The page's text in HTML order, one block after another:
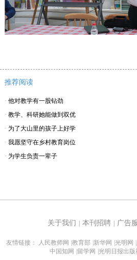
推荐阅读
· 他对教学有一股钻劲
· 教学、科研她能做到双优
· 为了大山里的孩子上好学
· 我愿坚守在乡村教育岗位
· 为学生负责一辈子
关于我们 | 本刊招聘 | 广告
友情链接： 人民教师网 |教育部 |新华网 |光明网 |
中国知网 |留学网 |光明日报出版